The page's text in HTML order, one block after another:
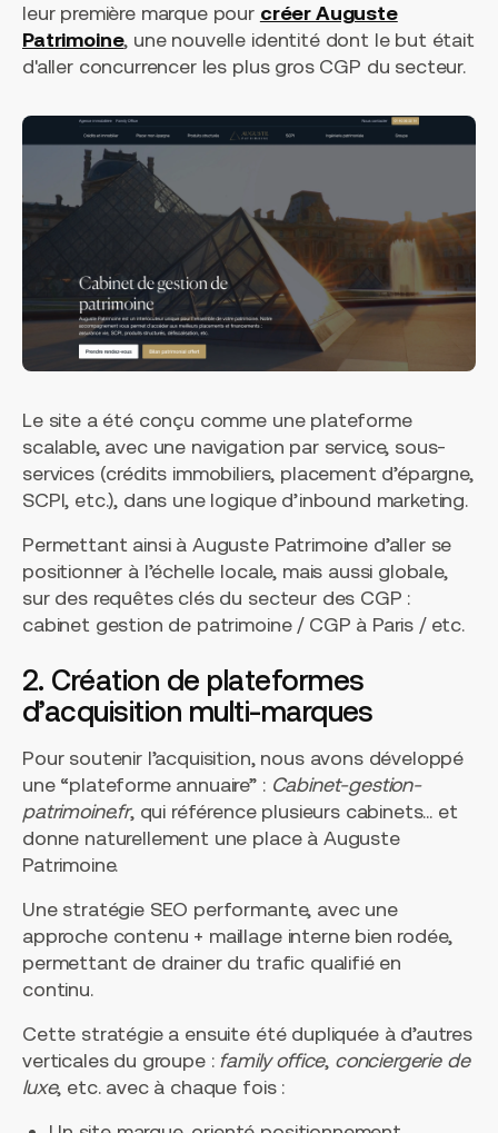
leur première marque pour créer Auguste
Patrimoine, une nouvelle identité dont le but était
d'aller concurrencer les plus gros CGP du secteur.
Le site a été conçu comme une plateforme
scalable, avec une navigation par service, sous-
services (crédits immobiliers, placement d’épargne,
SCPI, etc.), dans une logique d’inbound marketing.
Permettant ainsi à Auguste Patrimoine d’aller se
positionner à l’échelle locale, mais aussi globale,
sur des requêtes clés du secteur des CGP :
cabinet gestion de patrimoine / CGP à Paris / etc.
2. Création de plateformes
d’acquisition multi-marques
Pour soutenir l’acquisition, nous avons développé
une “plateforme annuaire” : Cabinet-gestion-
patrimoine.fr, qui référence plusieurs cabinets… et
donne naturellement une place à Auguste
Patrimoine.
Une stratégie SEO performante, avec une
approche contenu + maillage interne bien rodée,
permettant de drainer du trafic qualifié en
continu.
Cette stratégie a ensuite été dupliquée à d’autres
verticales du groupe : family office, conciergerie de
luxe, etc. avec à chaque fois :